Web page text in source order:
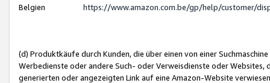
Belgien
https://www.amazon.com.be/gp/help/customer/
(d) Produktkäufe durch Kunden, die über einen von einer
Werbedienste oder andere Such- oder Verweisdienste oder Websites,
generierten oder angezeigten Link auf eine Amazon-Website